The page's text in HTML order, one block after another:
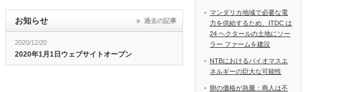
お知らせ
2020/12/20
2020年1月1日ウェブサイトオープン
過去の記事
マンダリカ地域で必要な電
力を供給するため、ITDC は
24 ヘクタールの土地にソー
ラー ファームを建設
NTBにおけるバイオマスエ
ネルギーの巨大な可能性
卵の価格が急騰：商人は不